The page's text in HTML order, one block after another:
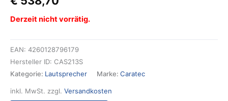
Derzeit nicht vorrätig.
EAN: 4260128796179
Hersteller ID: CAS213S
Kategorie: Lautsprecher Marke: Caratec
inkl. MwSt. zzgl. Versandkosten